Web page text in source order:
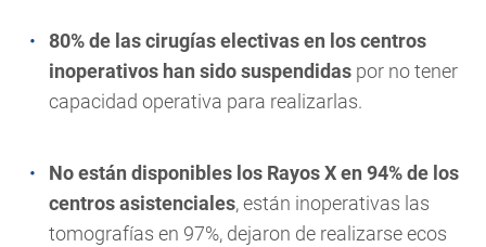
80% de las cirugías electivas en los centros
inoperativos han sido suspendidas por no tener
capacidad operativa para realizarlas.
No están disponibles los Rayos X en 94% de los
centros asistenciales, están inoperativas las
tomografías en 97%, dejaron de realizarse ecos